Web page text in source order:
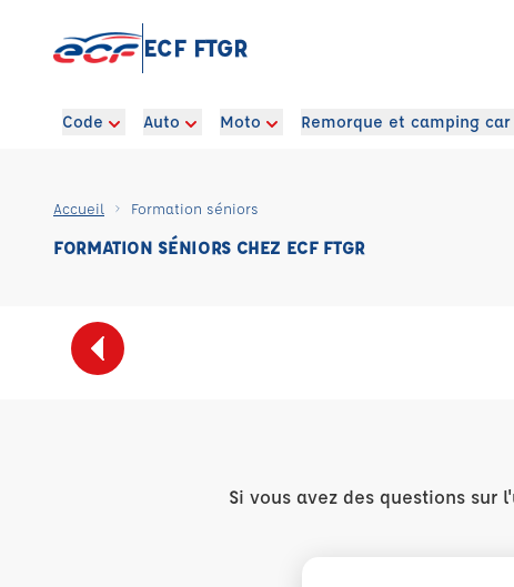
ECF FTGR
Code Auto Moto Remorque et camping car
Accueil Formation séniors
FORMATION SÉNIORS CHEZ ECF FTGR
Si vous avez des questions sur